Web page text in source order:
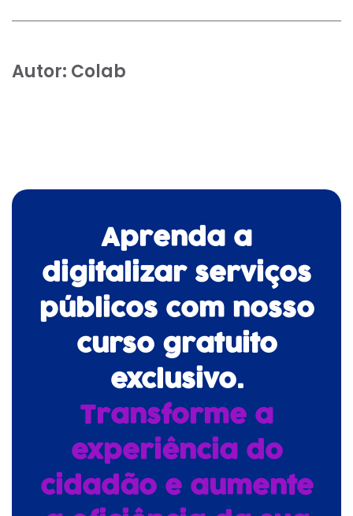
Autor: Colab
Aprenda a
digitalizar serviços
públicos com nosso
curso gratuito
exclusivo.
Transforme a
experiência do
cidadão e aumente